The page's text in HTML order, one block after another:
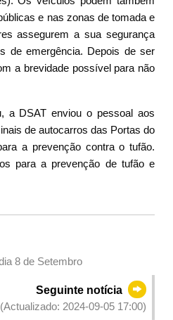
e nas zonas de tomada e
assegurem a sua segurança
de emergência. Depois de ser
a brevidade possível para não
a DSAT enviou o pessoal aos
de autocarros das Portas do
a prevenção contra o tufão.
para a prevenção de tufão e
8 de Setembro
Seguinte notícia
2024-09-05 17:00)